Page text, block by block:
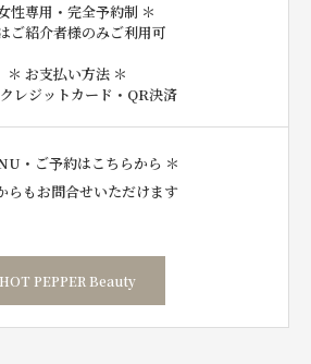
性専用・完全予約制 ＊
ご紹介者様のみご利用可
＊ お支払い方法 ＊
レジットカード・QR決済
・ご予約はこちらから ＊
もお問合せいただけます
HOT PEPPER Beauty